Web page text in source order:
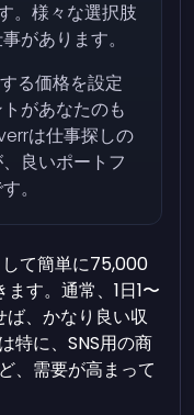
。様々な選択肢
があります。
る価格を設定
があなたのも
は仕事探しの
良いポートフ
。
て簡単に75,000
す。通常、1日1〜
ば、かなり良い収
特に、SNS用の商
、需要が高まって